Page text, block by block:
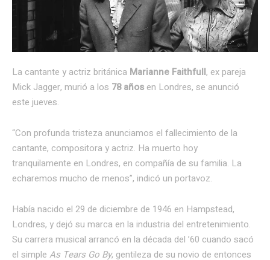
La cantante y actriz británica Marianne Faithfull, ex pareja
Mick Jagger, murió a los 78 años en Londres, se anunció
este jueves.
“Con profunda tristeza anunciamos el fallecimiento de la
cantante, compositora y actriz. Ha muerto hoy
tranquilamente en Londres, en compañía de su familia. La
echaremos mucho de menos”, indicó un portavoz.
Había nacido el 29 de diciembre de 1946 en Hampstead,
Londres, y dejó su marca en la industria del entretenimiento.
Su carrera musical arrancó en la década del ’60 cuando sacó
el simple As Tears Go By, gentileza de su novio de entonces